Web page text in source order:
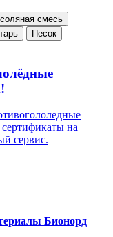
смесь
Песок
на
сервис.
Бионорд